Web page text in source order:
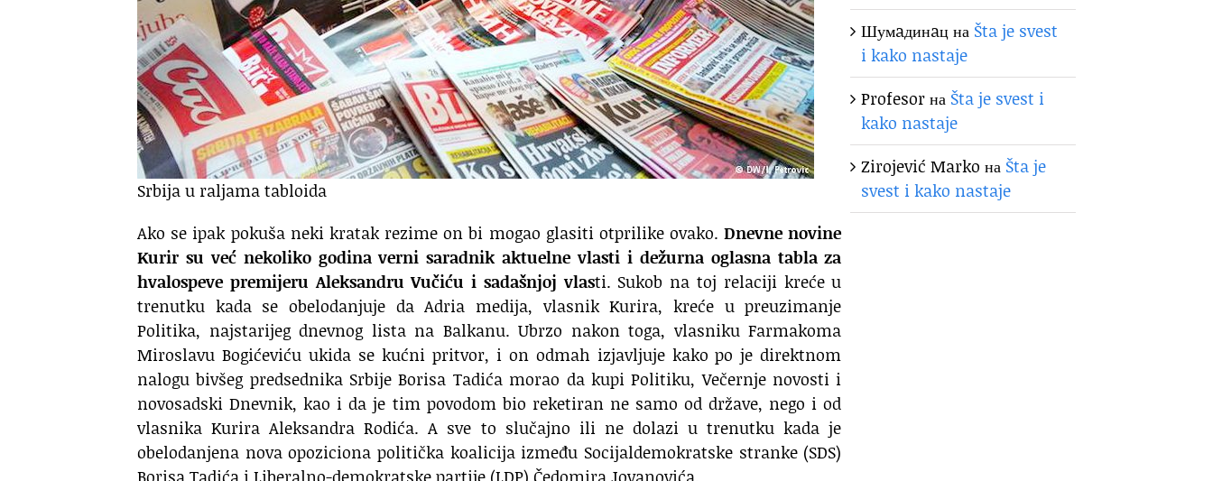
Srbija u raljama tabloida
Ako se ipak pokuša neki kratak rezime on bi mogao glasiti otprilike ovako.Dnevne novine
Kurir su već nekoliko godina verni saradnik aktuelne vlasti i dežurna oglasna tabla za
hvalospeve premijeru Aleksandru Vučiću i sadašnjoj vlasti. Sukob na toj relaciji kreće u
trenutku kada se obelodanjuje da Adria medija, vlasnik Kurira, kreće u preuzimanje
Politika, najstarijeg dnevnog lista na Balkanu. Ubrzo nakon toga, vlasniku Farmakoma
Miroslavu Bogićeviću ukida se kućni pritvor, i on odmah izjavljuje kako po je direktnom
nalogu bivšeg predsednika Srbije Borisa Tadića morao da kupi Politiku, Večernje novosti i
novosadski Dnevnik, kao i da je tim povodom bio reketiran ne samo od države, nego i od
vlasnika Kurira Aleksandra Rodića. A sve to slučajno ili ne dolazi u trenutku kada je
obelodanjena nova opoziciona politička koalicija između Socijaldemokratske stranke (SDS)
Borisa Tadića i Liberalno-demokratske partije (LDP) Čedomira Jovanovića.
Шумaдинaцна Šta je svest
i kako nastaje
Profesorна Šta je svest i
kako nastaje
Zirojević Marko на Šta je
svest i kako nastaje